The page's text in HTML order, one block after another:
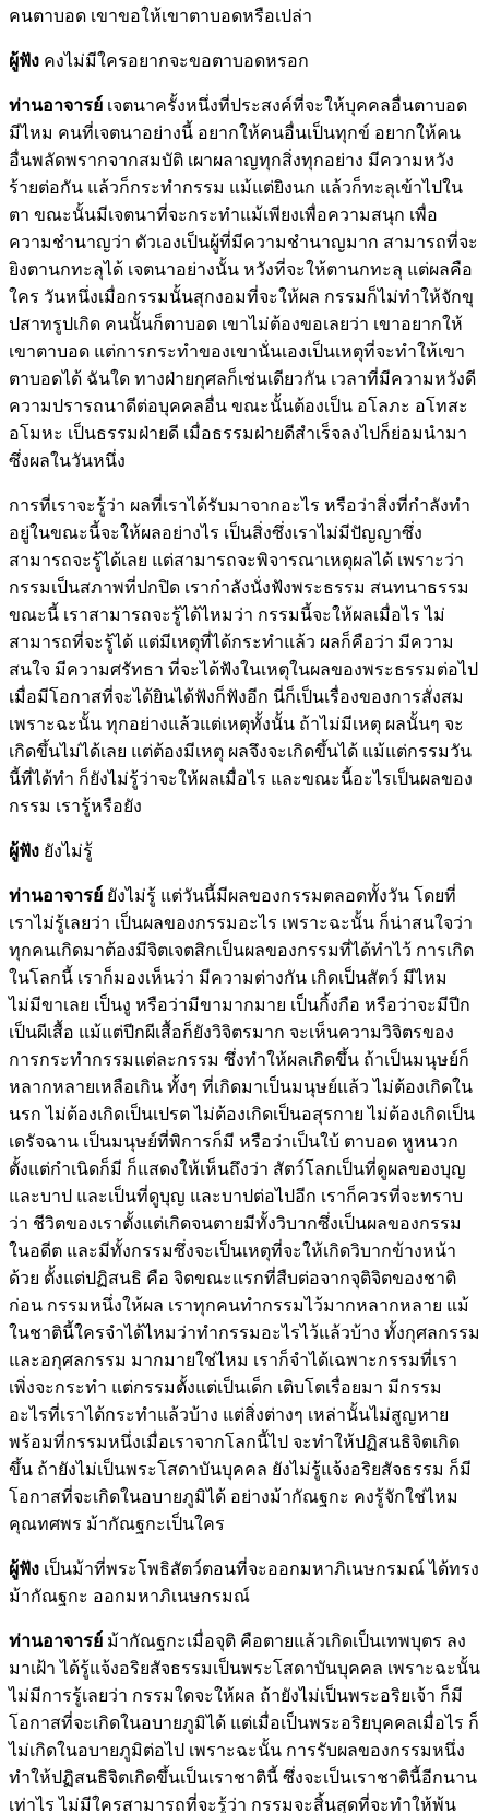
คนตาบอด เขาขอให้เขาตาบอดหรือเปล่า
ผู้ฟัง คงไม่มีใครอยากจะขอตาบอดหรอก
ท่านอาจารย์ เจตนาครั้งหนึ่งที่ประสงค์ที่จะให้บุคคลอื่นตาบอด
มีไหม คนที่เจตนาอย่างนี้ อยากให้คนอื่นเป็นทุกข์ อยากให้คน
อื่นพลัดพรากจากสมบัติ เผาผลาญทุกสิ่งทุกอย่าง มีความหวัง
ร้ายต่อกัน แล้วก็กระทำกรรม แม้แต่ยิงนก แล้วก็ทะลุเข้าไปใน
ตา ขณะนั้นมีเจตนาที่จะกระทำแม้เพียงเพื่อความสนุก เพื่อ
ความชำนาญว่า ตัวเองเป็นผู้ที่มีความชำนาญมาก สามารถที่จะ
ยิงตานกทะลุได้ เจตนาอย่างนั้น หวังที่จะให้ตานกทะลุ แต่ผลคือ
ใคร วันหนึ่งเมื่อกรรมนั้นสุกงอมที่จะให้ผล กรรมก็ไม่ทำให้จักขุ
ปสาทรูปเกิด คนนั้นก็ตาบอด เขาไม่ต้องขอเลยว่า เขาอยากให้
เขาตาบอด แต่การกระทำของเขานั่นเองเป็นเหตุที่จะทำให้เขา
ตาบอดได้ ฉันใด ทางฝ่ายกุศลก็เช่นเดียวกัน เวลาที่มีความหวังดี
ความปรารถนาดีต่อบุคคลอื่น ขณะนั้นต้องเป็น อโลภะ อโทสะ
อโมหะ เป็นธรรมฝ่ายดี เมื่อธรรมฝ่ายดีสำเร็จลงไปก็ย่อมนำมา
ซึ่งผลในวันหนึ่ง
การที่เราจะรู้ว่า ผลที่เราได้รับมาจากอะไร หรือว่าสิ่งที่กำลังทำ
อยู่ในขณะนี้จะให้ผลอย่างไร เป็นสิ่งซึ่งเราไม่มีปัญญาซึ่ง
สามารถจะรู้ได้เลย แต่สามารถจะพิจารณาเหตุผลได้ เพราะว่า
กรรมเป็นสภาพที่ปกปิด เรากำลังนั่งฟังพระธรรม สนทนาธรรม
ขณะนี้ เราสามารถจะรู้ได้ไหมว่า กรรมนี้จะให้ผลเมื่อไร ไม่
สามารถที่จะรู้ได้ แต่มีเหตุที่ได้กระทำแล้ว ผลก็คือว่า มีความ
สนใจ มีความศรัทธา ที่จะได้ฟังในเหตุในผลของพระธรรมต่อไป
เมื่อมีโอกาสที่จะได้ยินได้ฟังก็ฟังอีก นี่ก็เป็นเรื่องของการสั่งสม
เพราะฉะนั้น ทุกอย่างแล้วแต่เหตุทั้งนั้น ถ้าไม่มีเหตุ ผลนั้นๆ จะ
เกิดขึ้นไม่ได้เลย แต่ต้องมีเหตุ ผลจึงจะเกิดขึ้นได้ แม้แต่กรรมวัน
นี้ที่ได้ทำ ก็ยังไม่รู้ว่าจะให้ผลเมื่อไร และขณะนี้อะไรเป็นผลของ
กรรม เรารู้หรือยัง
ผู้ฟัง ยังไม่รู้
ท่านอาจารย์ ยังไม่รู้ แต่วันนี้มีผลของกรรมตลอดทั้งวัน โดยที่
เราไม่รู้เลยว่า เป็นผลของกรรมอะไร เพราะฉะนั้น ก็น่าสนใจว่า
ทุกคนเกิดมาต้องมีจิตเจตสิกเป็นผลของกรรมที่ได้ทำไว้ การเกิด
ในโลกนี้ เราก็มองเห็นว่า มีความต่างกัน เกิดเป็นสัตว์ มีไหม
ไม่มีขาเลย เป็นงู หรือว่ามีขามากมาย เป็นกิ้งกือ หรือว่าจะมีปีก
เป็นผีเสื้อ แม้แต่ปีกผีเสื้อก็ยังวิจิตรมาก จะเห็นความวิจิตรของ
การกระทำกรรมแต่ละกรรม ซึ่งทำให้ผลเกิดขึ้น ถ้าเป็นมนุษย์ก็
หลากหลายเหลือเกิน ทั้งๆ ที่เกิดมาเป็นมนุษย์แล้ว ไม่ต้องเกิดใน
นรก ไม่ต้องเกิดเป็นเปรต ไม่ต้องเกิดเป็นอสุรกาย ไม่ต้องเกิดเป็น
เดรัจฉาน เป็นมนุษย์ที่พิการก็มี หรือว่าเป็นใบ้ ตาบอด หูหนวก
ตั้งแต่กำเนิดก็มี ก็แสดงให้เห็นถึงว่า สัตว์โลกเป็นที่ดูผลของบุญ
และบาป และเป็นที่ดูบุญ และบาปต่อไปอีก เราก็ควรที่จะทราบ
ว่า ชีวิตของเราตั้งแต่เกิดจนตายมีทั้งวิบากซึ่งเป็นผลของกรรม
ในอดีต และมีทั้งกรรมซึ่งจะเป็นเหตุที่จะให้เกิดวิบากข้างหน้า
ด้วย ตั้งแต่ปฏิสนธิ คือ จิตขณะแรกที่สืบต่อจากจุติจิตของชาติ
ก่อน กรรมหนึ่งให้ผล เราทุกคนทำกรรมไว้มากหลากหลาย แม้
ในชาตินี้ใครจำได้ไหมว่าทำกรรมอะไรไว้แล้วบ้าง ทั้งกุศลกรรม
และอกุศลกรรม มากมายใช่ไหม เราก็จำได้เฉพาะกรรมที่เรา
เพิ่งจะกระทำ แต่กรรมตั้งแต่เป็นเด็ก เติบโตเรื่อยมา มีกรรม
อะไรที่เราได้กระทำแล้วบ้าง แต่สิ่งต่างๆ เหล่านั้นไม่สูญหาย
พร้อมที่กรรมหนึ่งเมื่อเราจากโลกนี้ไป จะทำให้ปฏิสนธิจิตเกิด
ขึ้น ถ้ายังไม่เป็นพระโสดาบันบุคคล ยังไม่รู้แจ้งอริยสัจธรรม ก็มี
โอกาสที่จะเกิดในอบายภูมิได้ อย่างม้ากัณฐกะ คงรู้จักใช่ไหม
คุณทศพร ม้ากัณฐกะเป็นใคร
ผู้ฟัง เป็นม้าที่พระโพธิสัตว์ตอนที่จะออกมหาภิเนษกรมณ์ ได้ทรง
ม้ากัณฐกะ ออกมหาภิเนษกรมณ์
ท่านอาจารย์ ม้ากัณฐกะเมื่อจุติ คือตายแล้วเกิดเป็นเทพบุตร ลง
มาเฝ้า ได้รู้แจ้งอริยสัจธรรมเป็นพระโสดาบันบุคคล เพราะฉะนั้น
ไม่มีการรู้เลยว่า กรรมใดจะให้ผล ถ้ายังไม่เป็นพระอริยเจ้า ก็มี
โอกาสที่จะเกิดในอบายภูมิได้ แต่เมื่อเป็นพระอริยบุคคลเมื่อไร ก็
ไม่เกิดในอบายภูมิต่อไป เพราะฉะนั้น การรับผลของกรรมหนึ่ง
ทำให้ปฏิสนธิจิตเกิดขึ้นเป็นเราชาตินี้ ซึ่งจะเป็นเราชาตินี้อีกนาน
เท่าไร ไม่มีใครสามารถที่จะรู้ว่า กรรมจะสิ้นสุดที่จะทำให้พ้น